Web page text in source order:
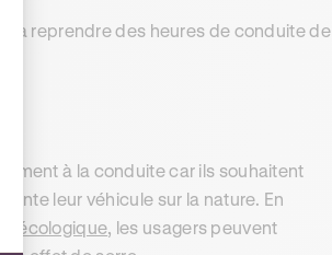
à reprendre des heures de conduite de
à la conduite car ils souhaitent
leur véhicule sur la nature. En
écologique, les usagers peuvent